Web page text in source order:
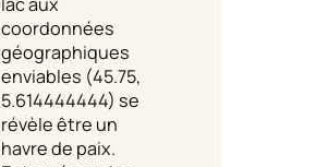
coordonnées
géographiques
enviables (45.75,
5.614444444) se
révèle être un
havre de paix.